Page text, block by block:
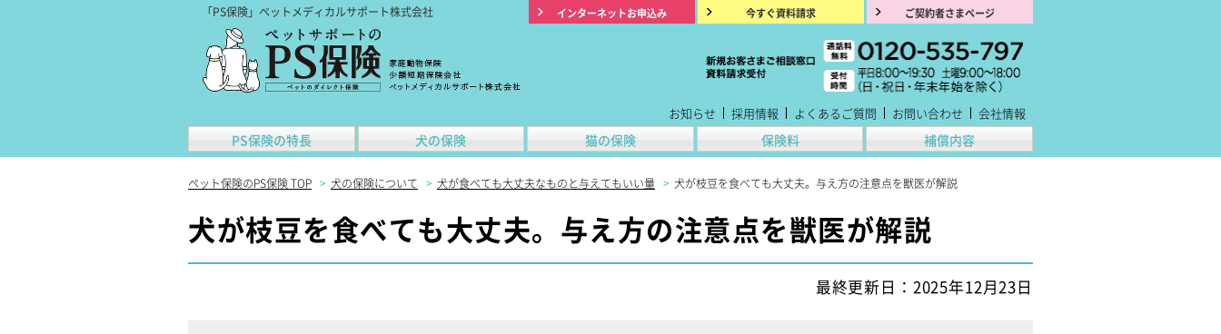
「PS保険」ペットメディカルサポート株式会社 インターネットお申込み 今すぐ資料請求 ご契約者さまページ
PS保険の特長 犬の保険 猫の保険 保険料 補償内容
お知らせ 採用情報 よくあるご質問 お問い合わせ 会社情報
ペット保険のPS保険 TOP > 犬の保険について > 犬が食べても大丈夫なものと与えてもいい量 > 犬が枝豆を食べても大丈夫。与え方の注意点を獣医が解説
犬が枝豆を食べても大丈夫。与え方の注意点を獣医が解説
最終更新日：2025年12月23日